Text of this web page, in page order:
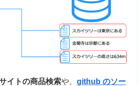
イトの商品検索や、github のソー